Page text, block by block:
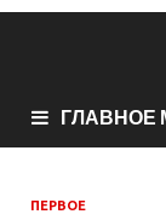
ГЛАВНОЕ
ПЕРВОЕ